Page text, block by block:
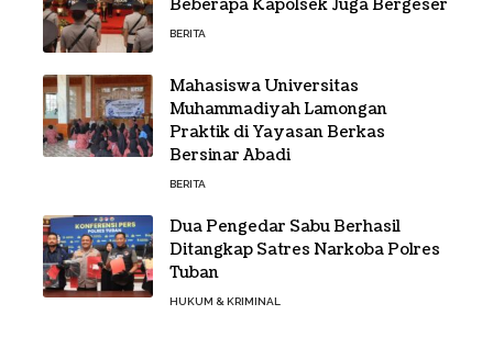
Beberapa Kapolsek Juga Bergeser
BERITA
Mahasiswa Universitas
Muhammadiyah Lamongan
Praktik di Yayasan Berkas
Bersinar Abadi
BERITA
Dua Pengedar Sabu Berhasil
Ditangkap Satres Narkoba Polres
Tuban
HUKUM & KRIMINAL